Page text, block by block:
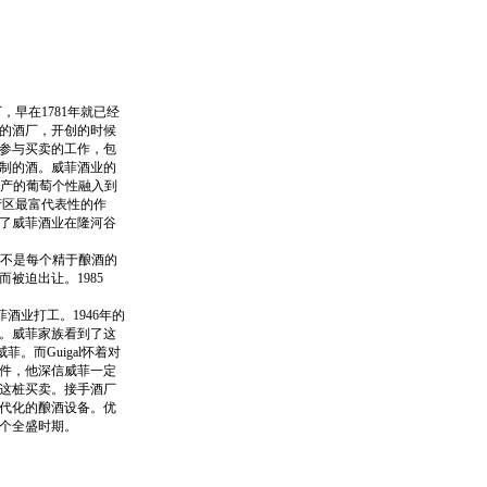
早在1781年就已经
酒厂，开创的时候
与买卖的工作，包
的酒。威菲酒业的
的葡萄个性融入到
最富代表性的作
威菲酒业在隆河谷
是每个精于酿酒的
被迫出让。1985
酒业打工。1946年的
威菲家族看到了这
菲。而Guigal怀着对
，他深信威菲一定
桩买卖。接手酒厂
化的酿酒设备。优
全盛时期。